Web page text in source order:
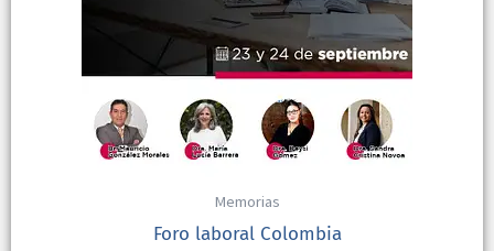
Memorias
Foro laboral Colombia